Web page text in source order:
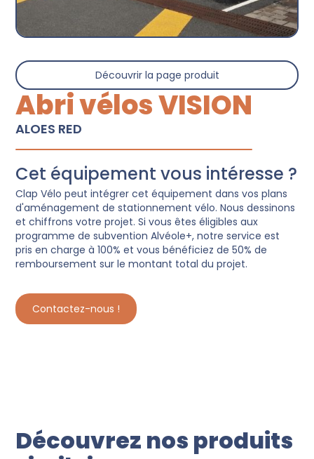
Découvrir la page produit
Abri vélos VISION
ALOES RED
Cet équipement vous intéresse ?
Clap Vélo peut intégrer cet équipement dans vos plans
d'aménagement de stationnement vélo. Nous dessinons
et chiffrons votre projet. Si vous êtes éligibles aux
programme de subvention Alvéole+, notre service est
pris en charge à 100% et vous bénéficiez de 50% de
remboursement sur le montant total du projet.
Contactez-nous !
Découvrez nos produits